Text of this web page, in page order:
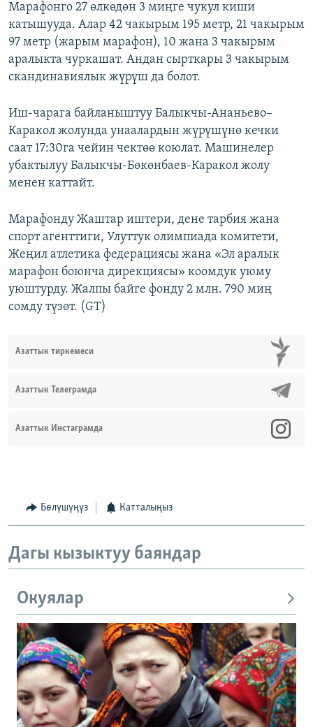
Марафонго 27 өлкөдөн 3 миңге чукул киши
катышууда. Алар 42 чакырым 195 метр, 21 чакырым
97 метр (жарым марафон), 10 жана 3 чакырым
аралыкта чуркашат. Андан сырткары 3 чакырым
скандинавиялык жүрүш да болот.
Иш-чарага байланыштуу Балыкчы-Ананьево–
Каракол жолунда унаалардын жүрүшүнө кечки
саат 17:30га чейин чектөө коюлат. Машинелер
убактылуу Балыкчы-Бөкөнбаев-Каракол жолу
менен каттайт.
Марафонду Жаштар иштери, дене тарбия жана
спорт агенттиги, Улуттук олимпиада комитети,
Жеңил атлетика федерациясы жана «Эл аралык
марафон боюнча дирекциясы» коомдук уюму
уюштурду. Жалпы байге фонду 2 млн. 790 миң
сомду түзөт. (GT)
Азаттык тиркемеси
Азаттык Телеграмда
Азаттык Инстаграмда
Бөлүшүңүз Катталыңыз
Дагы кызыктуу баяндар
Окуялар